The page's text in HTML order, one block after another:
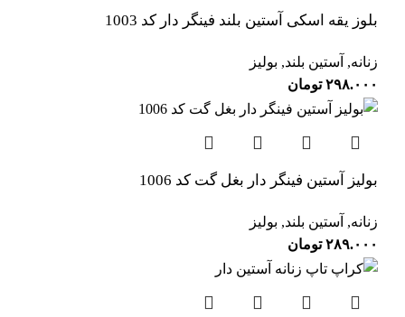
بلوز یقه اسکی آستین بلند فینگر دار کد 1003
زنانه, آستین بلند, بولیز
۲۹۸.۰۰۰ تومان
بولیز آستین فینگر دار بغل گت کد 1006
زنانه, آستین بلند, بولیز
۲۸۹.۰۰۰ تومان